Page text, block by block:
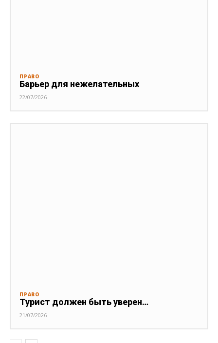
ПРАВО
Барьер для нежелательных
22/07/2026
ПРАВО
Турист должен быть уверен…
21/07/2026